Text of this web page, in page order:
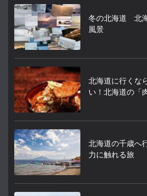
冬の北海道 北
風景
北海道に行くな
い！北海道の「
北海道の千歳へ
力に触れる旅